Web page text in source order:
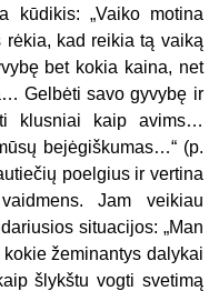
kūdikis: „Vaiko motina
kad reikia tą vaiką
bet kokia kaina, net
Gelbėti savo gyvybę ir
klusniai kaip avims…
bejėgiškumas…“ (p.
poelgius ir vertina
Jam veikiau
situacijos: „Man
žeminantys dalykai
šlykštu vogti svetimą